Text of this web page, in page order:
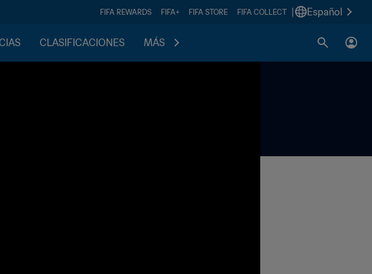
FIFA REWARDS FIFA+ FIFA STORE FIFA COLLECT Español
CLASIFICACIONES MÁS